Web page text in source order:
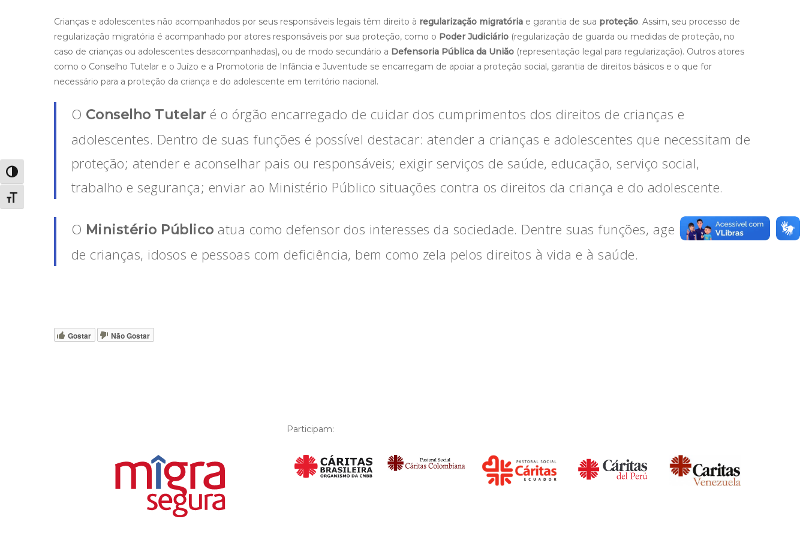
Alternar alto contraste
Alternar tamanho da fonte
Crianças e adolescentes não acompanhados por seus responsáveis legais têm direito à regularização migratória e garantia de sua proteção. Assim, seu processo de
regularização migratória é acompanhado por atores responsáveis por sua proteção, como o Poder Judiciário (regularização de guarda ou medidas de proteção, no
caso de crianças ou adolescentes desacompanhadas), ou de modo secundário a Defensoria Pública da União (representação legal para regularização). Outros atores
como o Conselho Tutelar e o Juízo e a Promotoria de Infância e Juventude se encarregam de apoiar a proteção social, garantia de direitos básicos e o que for
necessário para a proteção da criança e do adolescente em território nacional.
O Conselho Tutelaré o órgão encarregado de cuidar dos cumprimentos dos direitos de crianças e
adolescentes. Dentro de suas funções é possível destacar: atender a crianças e adolescentes que necessitam de
proteção; atender e aconselhar pais ou responsáveis; exigir serviços de saúde, educação, serviço social,
trabalho e segurança; enviar ao Ministério Público situações contra os direitos da criança e do adolescente.
O Ministério Público atua como defensor dos interesses da sociedade. Dentre suas funções, age na proteção
de crianças, idosos e pessoas com deficiência, bem como zela pelos direitos à vida e à saúde.
Gostar Não Gostar
Participam: